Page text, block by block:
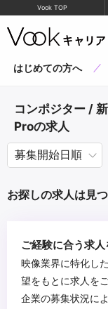
Vook TOP
はじめての方へ
コンポジター /
Proの求人
お探しの求人は見
ご経験に合う求人
映像業界に特化し
望をもとに求人を
企業の募集状況に